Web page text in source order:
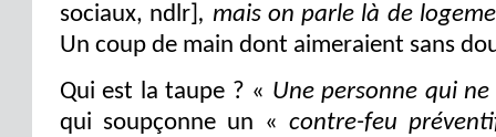
sociaux, ndlr] , mais on parle là de
Un coup de main dont aimeraient sans
Qui est la taupe ? « Une personne qui
qui soupçonne un « contre-feu